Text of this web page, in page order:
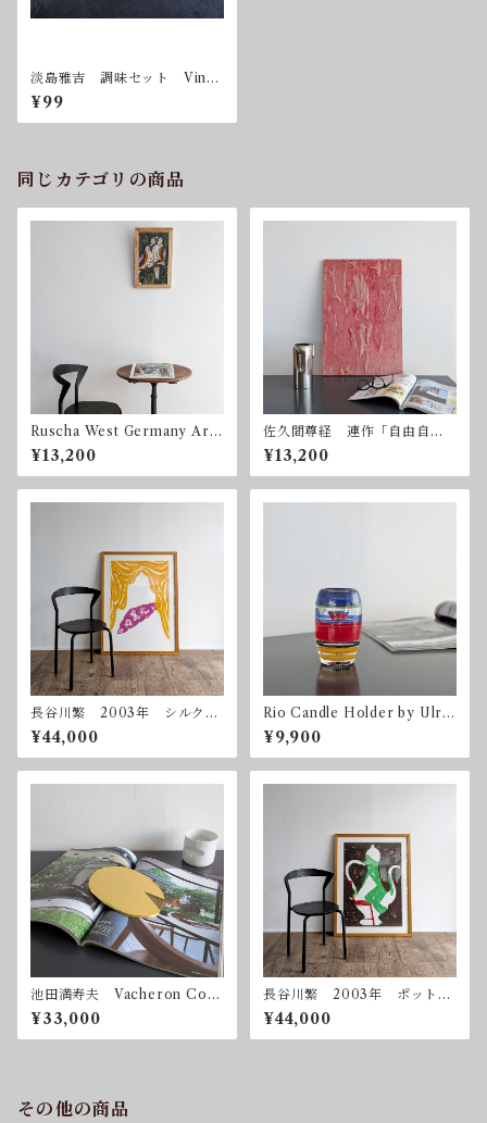
淡島雅吉 調味セット Vinta
ge Glass Seasoning Set
¥99
同じカテゴリの商品
Ruscha West Germany Art
pottery Mid Century 森の
賢者 フクロウ
¥13,200
佐久間尊経 連作「自由自
在」ー赤 2003年 ミクスト
メディア
¥13,200
長谷川繁 2003年 シルクス
クリーン 額付属
¥44,000
Rio Candle Holder by Ulric
a Hydman Vallien for Kosta
Boda 2003 コスタ・ボダ
¥9,900
池田満寿夫 Vacheron Cons
tantin 1992 限定300
¥33,000
長谷川繁 2003年 ポット
シルクスクリーン 額付属
¥44,000
その他の商品